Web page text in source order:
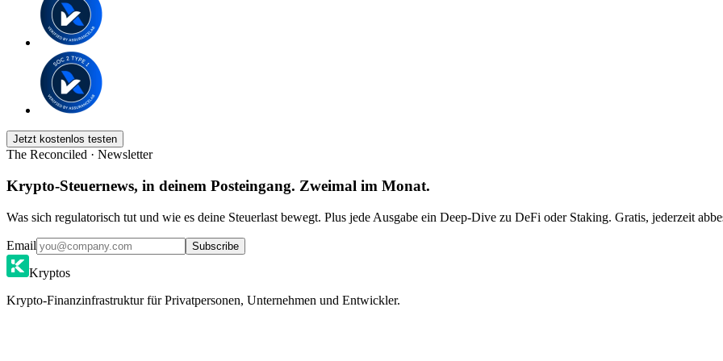
Jetzt kostenlos testen
The Reconciled · Newsletter
Krypto-Steuernews, in deinem Posteingang. Zweimal im Monat.
Was sich regulatorisch tut und wie es deine Steuerlast bewegt. Plus jede Ausgabe ein Deep-Dive zu DeFi oder Staking. Gratis, jederzeit
Email Subscribe
Kryptos
Krypto-Finanzinfrastruktur für Privatpersonen, Unternehmen und Entwickler.